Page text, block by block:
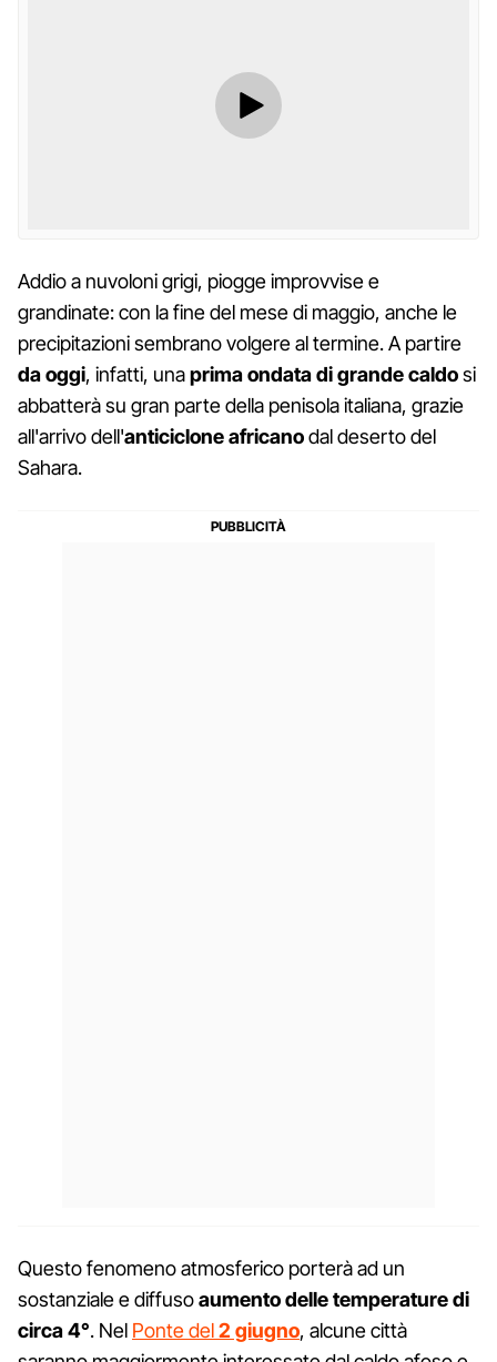
Addio a nuvoloni grigi, piogge improvvise e
grandinate: con la fine del mese di maggio, anche le
precipitazioni sembrano volgere al termine. A partire
da oggi, infatti, unaprima ondata di grande caldosi
abbatterà su gran parte della penisola italiana, grazie
all'arrivo dell'anticiclone africanodal deserto del
Sahara.
Questo fenomeno atmosferico porterà ad un
sostanziale e diffusoaumento delle temperature di
circa 4°. Nel Ponte del2 giugno, alcune città